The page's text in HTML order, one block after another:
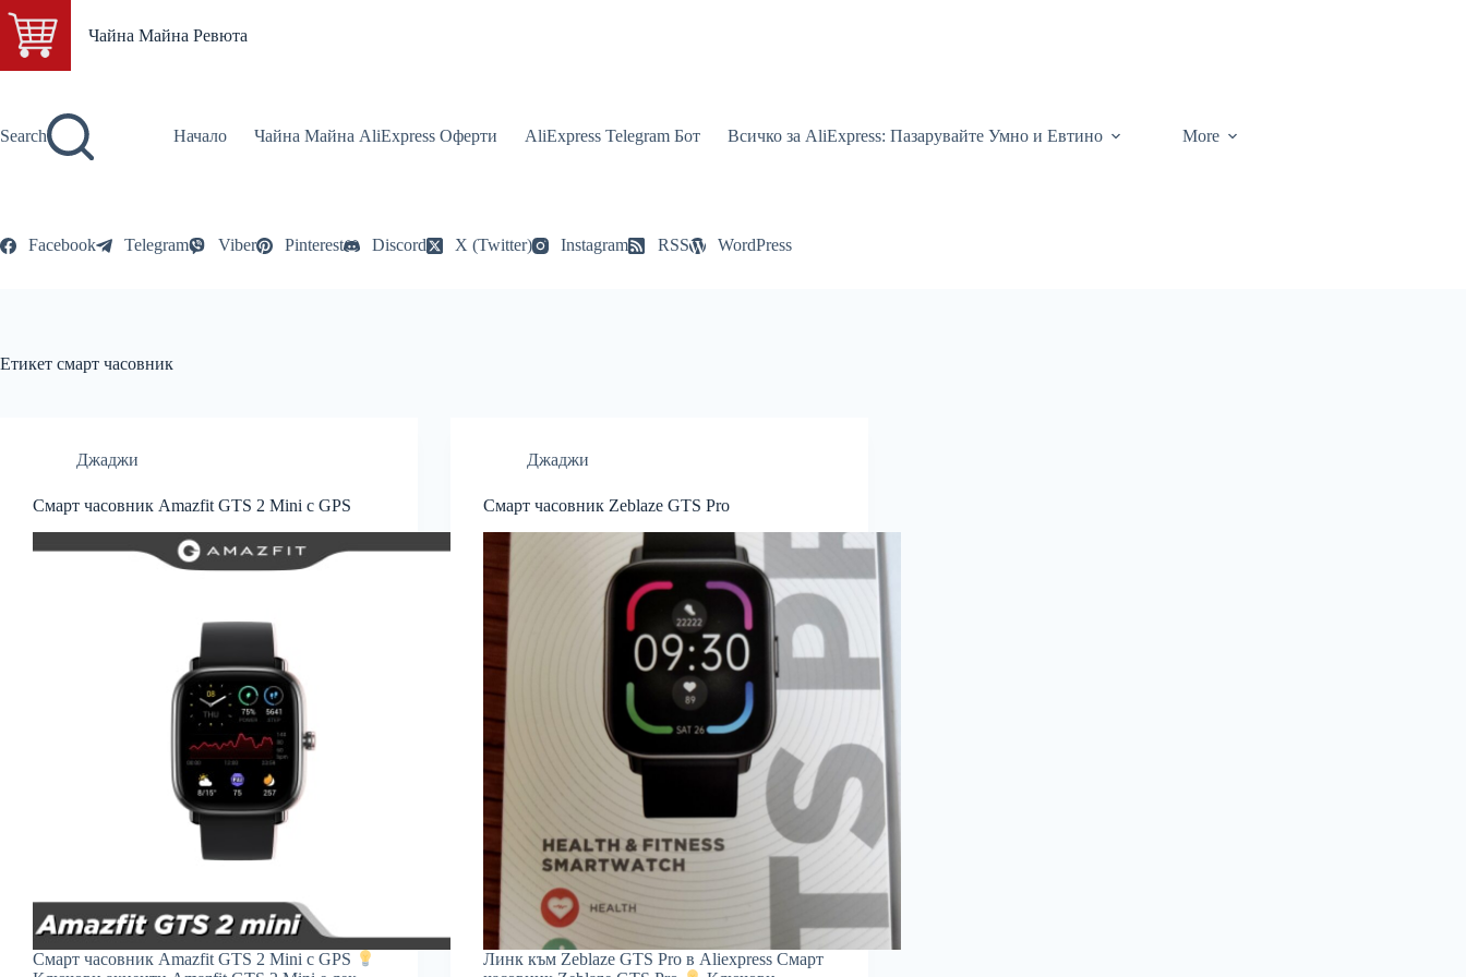
Skip
content
Чайна Майна Ревюта
Search Начало Чайна Майна AliExpress Оферти AliExpress Telegram Бот Всичко за AliExpress: Пазарувайте Умно и Евтино More
Facebook Telegram Viber Pinterest Discord X (Twitter) Instagram RSS WordPress
Етикет смарт часовник
Джаджи
Смарт часовник Amazfit GTS 2 Mini с GPS
Смарт часовник Amazfit GTS 2 Mini с GPS
Джаджи
Смарт часовник Zeblaze GTS Pro
Линк към Zeblaze GTS Pro в Aliexpress Смарт